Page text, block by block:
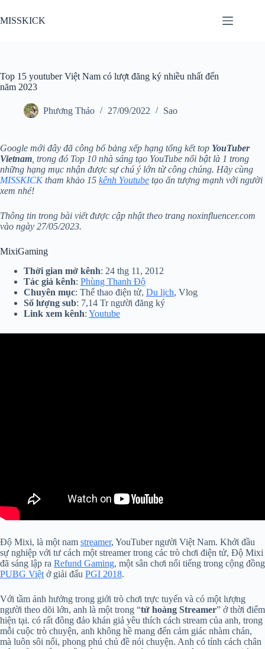
đến
phần
MISSKICK
Top 15 youtuber Việt Nam có lượt đăng ký nhiều nhất đến
năm 2023
Phương Thảo 27/09/2022 Sao
Google mới đây đã công bố bảng xếp hạng tổng kết top YouTuber
Vietnam , trong đó Top 10 nhà sáng tạo YouTube nổi bật là 1 trong
những hạng mục nhận được sự chú ý lớn từ công chúng. Hãy cùng
MISSKICKtham khảo 15 kênh Youtube tạo ấn tượng mạnh với người
xem nhé!
Thông tin trong bài viết được cập nhật theo trang noxinfluencer.com
vào ngày 27/05/2023.
MixiGaming
Thời gian mở kênh: 24 thg 11, 2012
Tác giả kênh: Phùng Thanh Độ
Chuyên mục: Thể thao điện tử, Du lịch, Vlog
Số lượng sub: 7,14 Tr người đăng ký
Link xem kênh: Youtube
Độ Mixi, là một nam streamer, YouTuber người Việt Nam. Khởi đầu
sự nghiệp với tư cách một streamer trong các trò chơi điện tử, Độ Mixi
đã sáng lập ra Refund Gaming, một sân chơi nổi tiếng trong cộng đồng
PUBG Việt ở giải đấu PGI 2018.
Với tầm ảnh hưởng trong giới trò chơi trực tuyến và có một lượng
người theo dõi lớn, anh là một trong “tứ hoàng Streamer” ở thời điểm
hiện tại. có rất đông đảo khán giả yêu thích cách stream của anh, trong
mỗi cuộc trò chuyện, anh không hề mang đến cảm giác nhàm chán,
mà luôn sôi nổi, phong phú chủ đề nói chuyện. Anh có tính cách chân